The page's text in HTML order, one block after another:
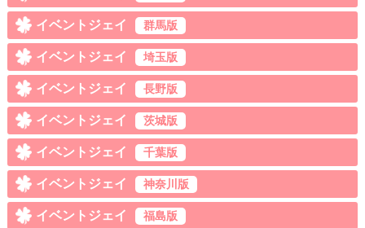
イベントジェイ 群馬版
イベントジェイ 埼玉版
イベントジェイ 長野版
イベントジェイ 茨城版
イベントジェイ 千葉版
イベントジェイ 神奈川版
イベントジェイ 福島版